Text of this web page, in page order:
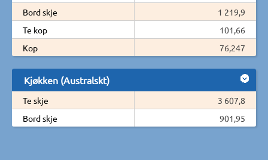
Bord skje
1 219,9
Te kop
101,66
Kop
76,247
Kjøkken (Australskt)
Te skje
3 607,8
Bord skje
901,95